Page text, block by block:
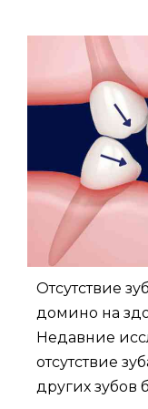
Отсутствие
домино на
Недавние
отсутствие
других зубов